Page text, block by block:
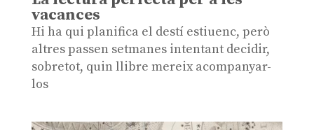
vacances
Hi ha qui planifica el destí estiuenc, però
altres passen setmanes intentant decidir,
sobretot, quin llibre mereix acompanyar-
los